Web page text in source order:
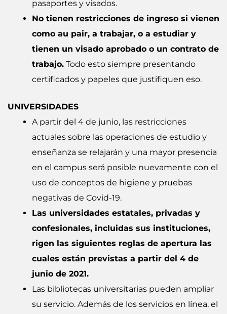
pasaportes y visados.
No tienen restricciones de ingreso si vienen
como au pair, a trabajar, o a estudiar y
tienen un visado aprobado o un contrato de
trabajo. Todo esto siempre presentando
certificados y papeles que justifiquen eso.
UNIVERSIDADES
A partir del 4 de junio, las restricciones
actuales sobre las operaciones de estudio y
enseñanza se relajarán y una mayor presencia
en el campus será posible nuevamente con el
uso de conceptos de higiene y pruebas
negativas de Covid-19.
Las universidades estatales, privadas y
confesionales, incluidas sus instituciones,
rigen las siguientes reglas de apertura las
cuales están previstas a partir del 4 de
junio de 2021.
Las bibliotecas universitarias pueden ampliar
su servicio. Además de los servicios en línea, el